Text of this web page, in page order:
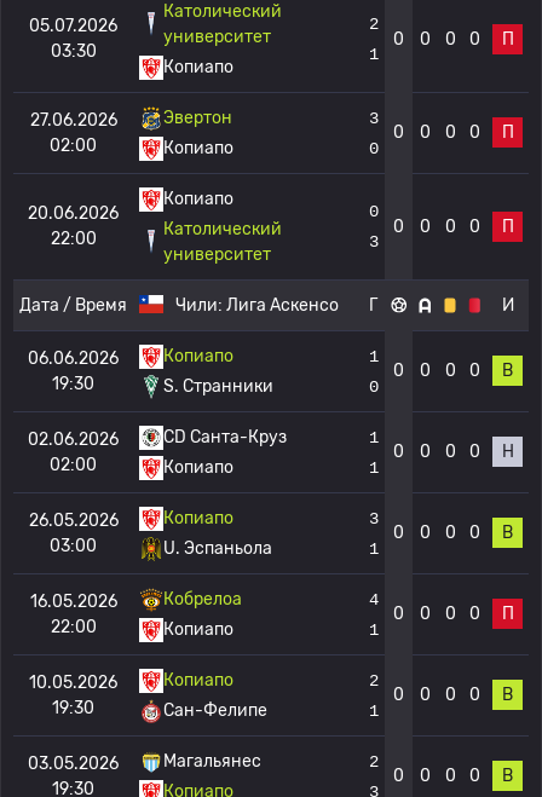
05.07.2026
03:30
Католический
университет
Копиапо
2
1
0 0 0 0 П
27.06.2026
02:00
Эвертон
Копиапо
3
0
0 0 0 0 П
20.06.2026
22:00
Копиапо
Католический
университет
0
3
0 0 0 0 П
Дата / Время Чили: Лига Аскенсо Г И
06.06.2026
19:30
Копиапо
S. Странники
1
0
0 0 0 0 В
02.06.2026
02:00
CD Санта-Круз
Копиапо
1
1
0 0 0 0 Н
26.05.2026
03:00
Копиапо
U. Эспаньола
3
1
0 0 0 0 В
16.05.2026
22:00
Кобрелоа
Копиапо
4
1
0 0 0 0 П
10.05.2026
19:30
Копиапо
Сан-Фелипе
2
1
0 0 0 0 В
03.05.2026
19:30
Магальянес
Копиапо
2
3
0 0 0 0 В